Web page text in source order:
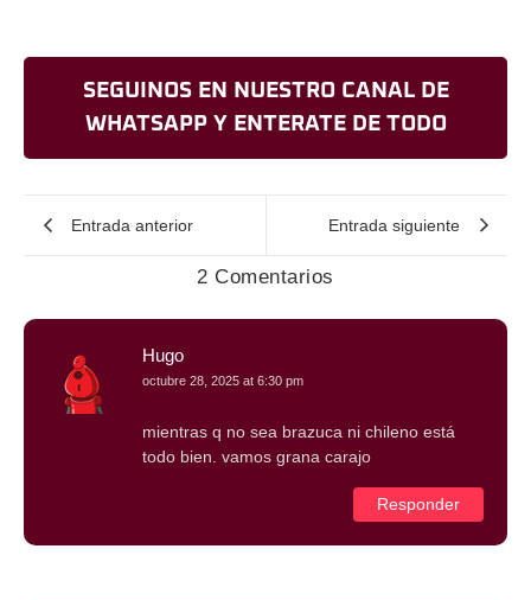
SEGUINOS EN NUESTRO CANAL DE
WHATSAPP Y ENTERATE DE TODO
Entrada anterior Entrada siguiente
2 Comentarios
Hugo
octubre 28, 2025 at 6:30 pm
mientras q no sea brazuca ni chileno está
todo bien. vamos grana carajo
Responder